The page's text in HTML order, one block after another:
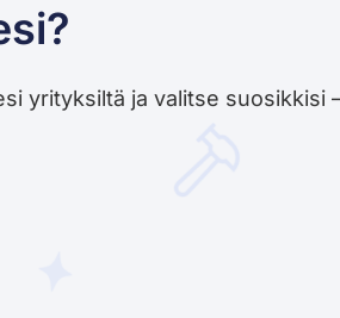
yrityksiltä ja valitse suosikkisi